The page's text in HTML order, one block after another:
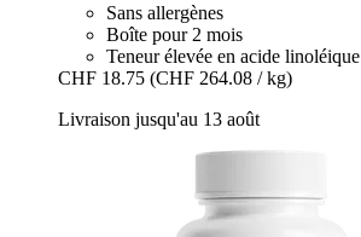
Sans allergènes
Boîte pour 2 mois
Teneur élevée en acide linoléique
CHF 18.75 (CHF 264.08 / kg)
Livraison jusqu'au 13 août